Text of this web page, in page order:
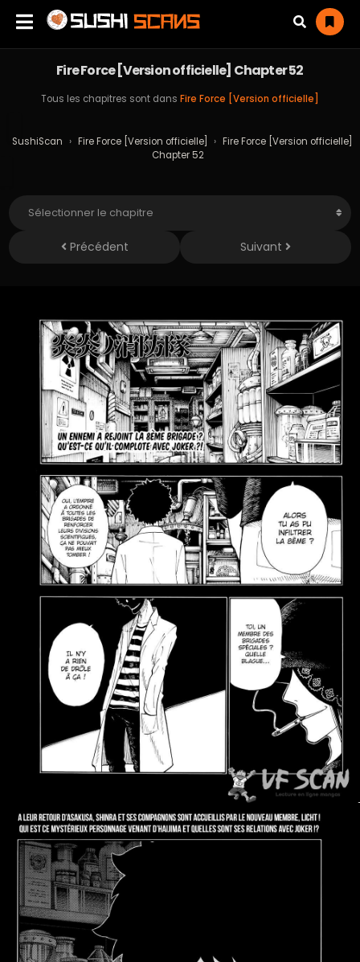
Fire Force [Version officielle] Chapter 52
Tous les chapitres sont dans Fire Force [Version officielle]
SushiScan › Fire Force [Version officielle] › Fire Force [Version officielle]
Chapter 52
Précédent Suivant